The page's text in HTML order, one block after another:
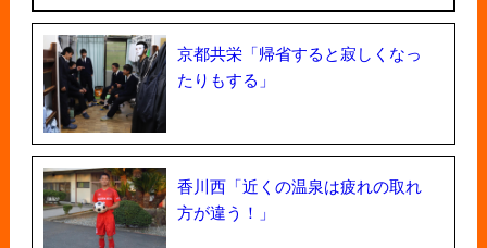
京都共栄「帰省すると寂しくなっ
たりもする」
香川西「近くの温泉は疲れの取れ
方が違う！」